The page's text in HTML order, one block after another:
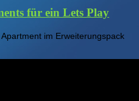
für ein Lets Play
im Erweiterungspack